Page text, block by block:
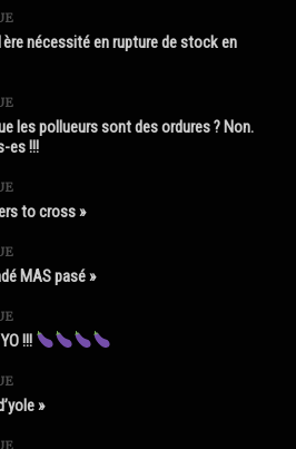
nécessité en rupture de stock en
les pollueurs sont des ordures ? Non.
es !!!
to cross »
MAS pasé »
!!!
»